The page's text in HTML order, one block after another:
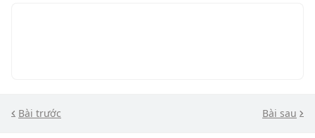
Bài trước Bài sau